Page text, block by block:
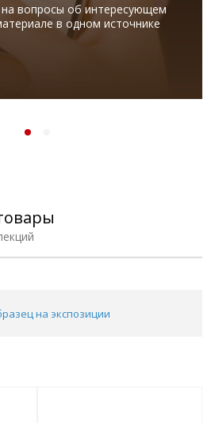
вопросы об интересующем
в одном источнике
на экспозиции